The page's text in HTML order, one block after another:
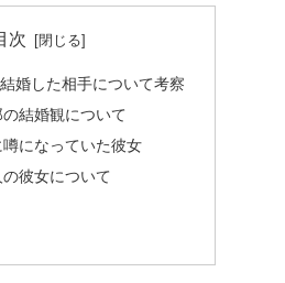
次
婚した相手について考察
結婚観について
噂になっていた彼女
彼女について